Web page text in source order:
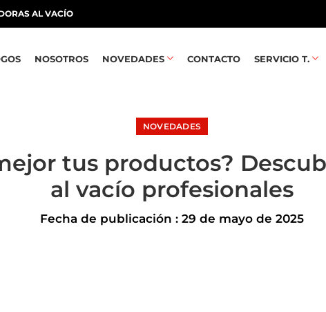
AL VACÍO
NOSOTROS NOVEDADES CONTACTO SERVICIO T.
NOVEDADES
tus productos?
al vacío profesionales
Fecha de publicación : 29 de mayo de 2025